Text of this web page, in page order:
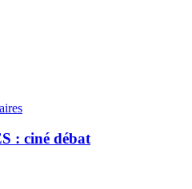
: ciné débat